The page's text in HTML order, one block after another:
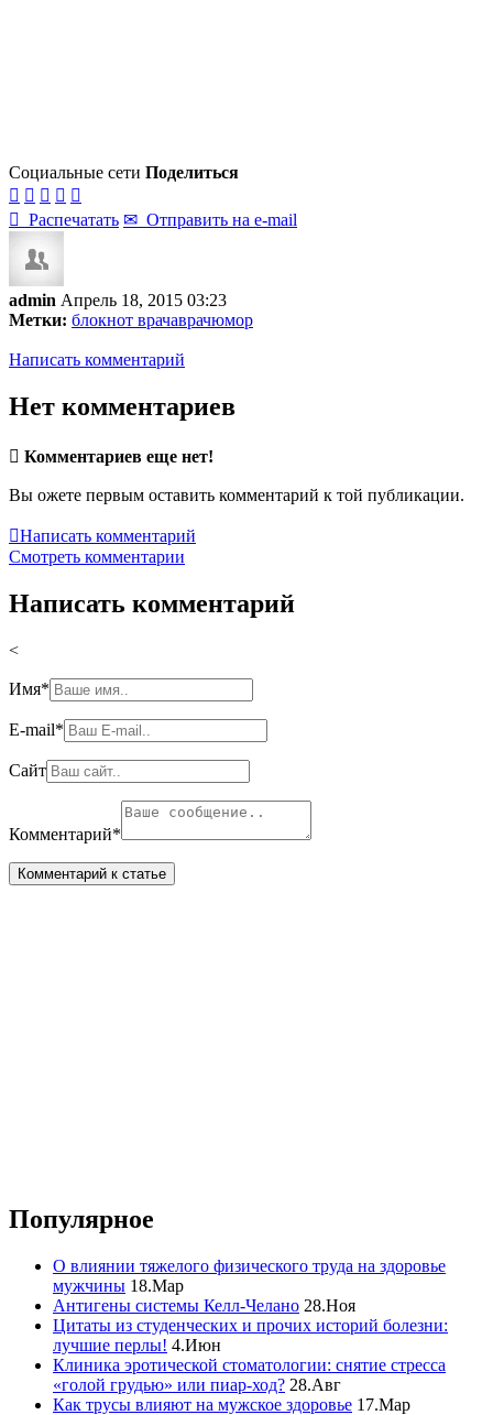
Социальные сети Поделиться
    
 Распечатать ✉ Отправить на e-mail
admin Апрель 18, 2015 03:23
Метки: блокнот врачаврачюмор
Написать комментарий
Нет комментариев
 Комментариев еще нет!
Вы ожете первым оставить комментарий к той публикации.
Написать комментарий
Смотреть комментарии
Написать комментарий
<
Имя*
E-mail*
Сайт
Комментарий*
Популярное
О влиянии тяжелого физического труда на здоровье
мужчины 18.Мар
Антигены системы Келл-Челано 28.Ноя
Цитаты из студенческих и прочих историй болезни:
лучшие перлы! 4.Июн
Клиника эротической стоматологии: снятие стресса
«голой грудью» или пиар-ход? 28.Авг
Как трусы влияют на мужское здоровье 17.Мар